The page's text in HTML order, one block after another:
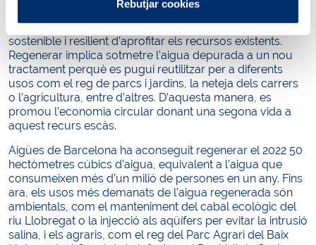
Rebutjar cookies
En aquest context, regenerar l’aigua és la manera més
sostenible i resilient d’aprofitar els recursos existents.
Regenerar implica sotmetre l’aigua depurada a un nou
tractament perquè es pugui reutilitzar per a diferents
usos com el reg de parcs i jardins, la neteja dels carrers
o l’agricultura, entre d’altres. D’aquesta manera, es
promou l’economia circular donant una segona vida a
aquest recurs escàs.
Aigües de Barcelona ha aconseguit regenerar el 2022 50
hectòmetres cúbics d’aigua, equivalent a l’aigua que
consumeixen més d’un milió de persones en un any. Fins
ara, els usos més demanats de l’aigua regenerada són
ambientals, com el manteniment del cabal ecològic del
riu Llobregat o la injecció als aqüífers per evitar la intrusió
salina, i els agraris, com el reg del Parc Agrari del Baix